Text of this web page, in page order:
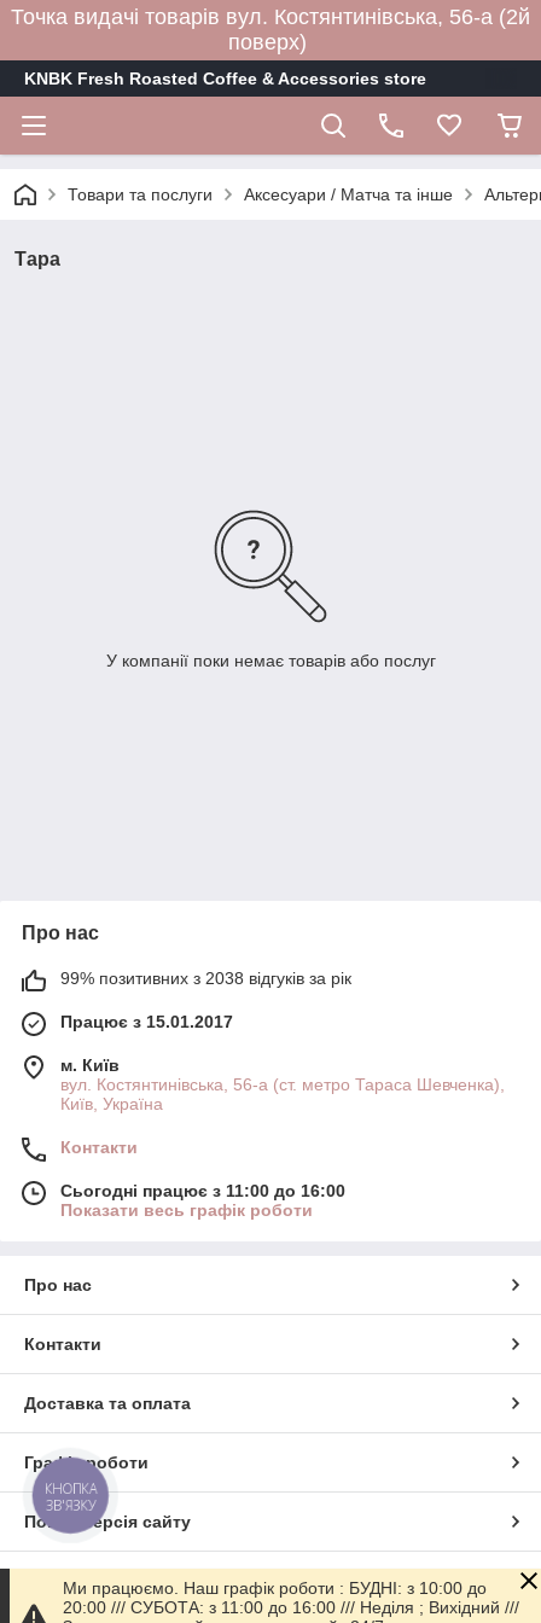
Точка видачі товарів вул. Костянтинівська, 56-а (2й
поверх)
KNBK Fresh Roasted Coffee & Accessories store
Товари та послуги Аксесуари / Матча та інше
Тара
У компанії поки немає товарів або послуг
Про нас
99% позитивних з 2038 відгуків за рік
Працює з 15.01.2017
м. Київ
вул. Костянтинівська, 56-а (ст. метро Тараса Шевченка),
Київ, Україна
Контакти
Сьогодні працює з 11:00 до 16:00
Показати весь графік роботи
Про нас
Контакти
Доставка та оплата
Графік роботи
Повна версія сайту
Сайт створено на маркетплейсіProm.ua
Ми працюємо. Наш графік роботи : БУДНІ: з 10:00 до
20:00 /// СУБОТА: з 11:00 до 16:00 /// Неділя ; Вихідний ///
КНОПКА
ЗВ'ЯЗКУ